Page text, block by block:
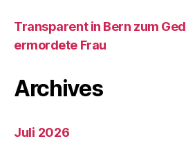
Transparent in Bern zum
ermordete Frau
Archives
Juli 2026